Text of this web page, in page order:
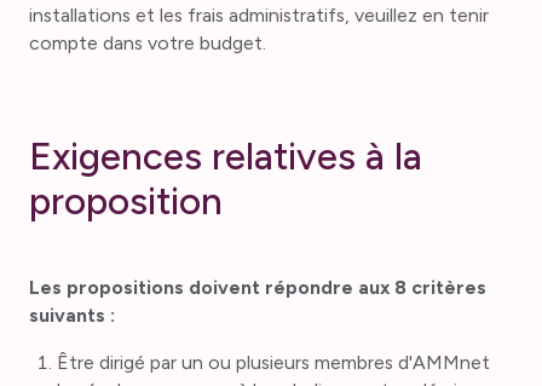
installations et les frais administratifs, veuillez en tenir
compte dans votre budget.
Exigences relatives à la
proposition
Les propositions doivent répondre aux 8 critères
suivants :
Être dirigé par un ou plusieurs membres d'AMMnet